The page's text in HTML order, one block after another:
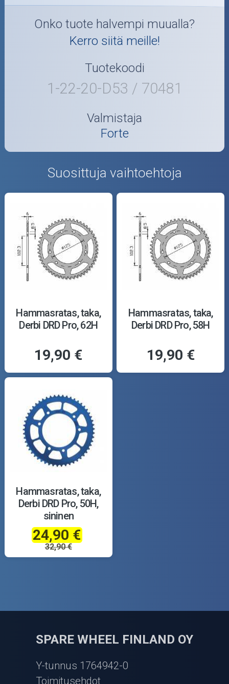
Onko tuote halvempi muualla?
Kerro siitä meille!
Tuotekoodi
1-22-20-D53 / 70481
Valmistaja
Forte
Suosittuja vaihtoehtoja
Hammasratas, taka,
Derbi DRD Pro, 62H
19,90 €
Hammasratas, taka,
Derbi DRD Pro, 58H
19,90 €
Hammasratas, taka,
Derbi DRD Pro, 50H,
sininen
24,90 €
32,90 €
SPARE WHEEL FINLAND OY
Y-tunnus 1764942-0
Toimitusehdot